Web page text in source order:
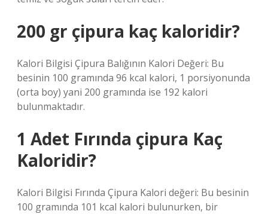
200 gr çipura kaç kaloridir?
Kalori Bilgisi Çipura Balığının Kalori Değeri: Bu
besinin 100 gramında 96 kcal kalori, 1 porsiyonunda
(orta boy) yani 200 gramında ise 192 kalori
bulunmaktadır.
1 Adet Fırında çipura Kaç
Kaloridir?
Kalori Bilgisi Fırında Çipura Kalori değeri: Bu besinin
100 gramında 101 kcal kalori bulunurken, bir